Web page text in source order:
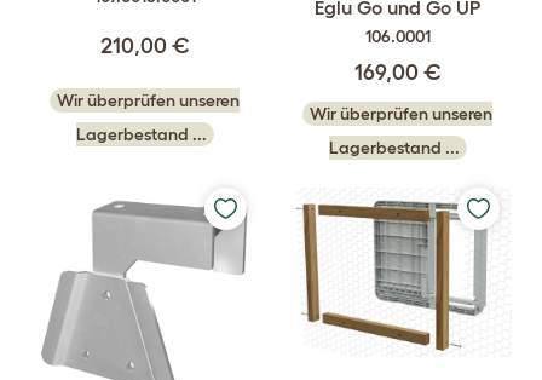
210,00 €
Wir überprüfen unseren
Lagerbestand ...
Eglu Go und Go UP
106.0001
169,00 €
Wir überprüfen unseren
Lagerbestand ...